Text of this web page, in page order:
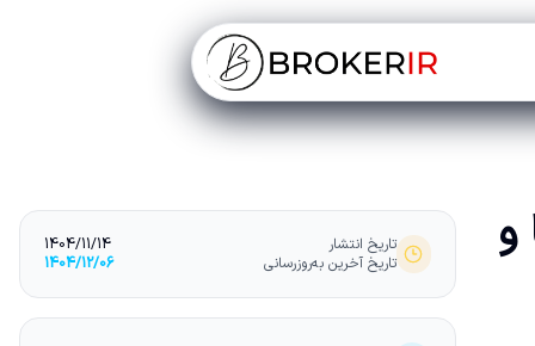
و تاریخ انتشار
1404/11/14
تاریخ آخرین به‌روزرسانی
1404/12/06